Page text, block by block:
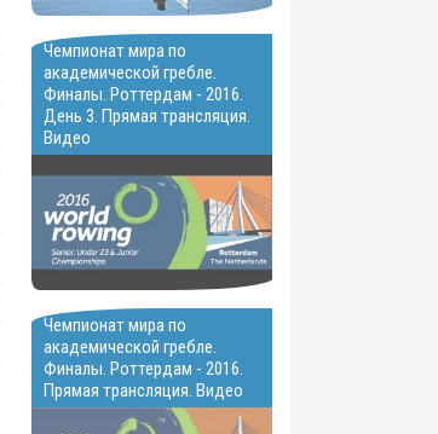
Чемпионат мира по
академической гребле.
Финалы. Роттердам - 2016.
День 3. Прямая трансляция.
Видео
Чемпионат мира по
академической гребле.
Финалы. Роттердам - 2016.
Прямая трансляция. Видео